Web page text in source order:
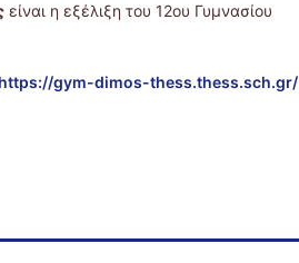
είναι η εξέλιξη του 12ου Γυμνασίου
https://gym-dimos-thess.thess.sch.gr/